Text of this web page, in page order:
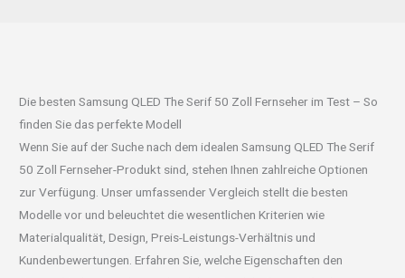
Die besten Samsung QLED The Serif 50 Zoll Fernseher im Test – So
finden Sie das perfekte Modell
Wenn Sie auf der Suche nach dem idealen Samsung QLED The Serif
50 Zoll Fernseher-Produkt sind, stehen Ihnen zahlreiche Optionen
zur Verfügung. Unser umfassender Vergleich stellt die besten
Modelle vor und beleuchtet die wesentlichen Kriterien wie
Materialqualität, Design, Preis-Leistungs-Verhältnis und
Kundenbewertungen. Erfahren Sie, welche Eigenschaften den